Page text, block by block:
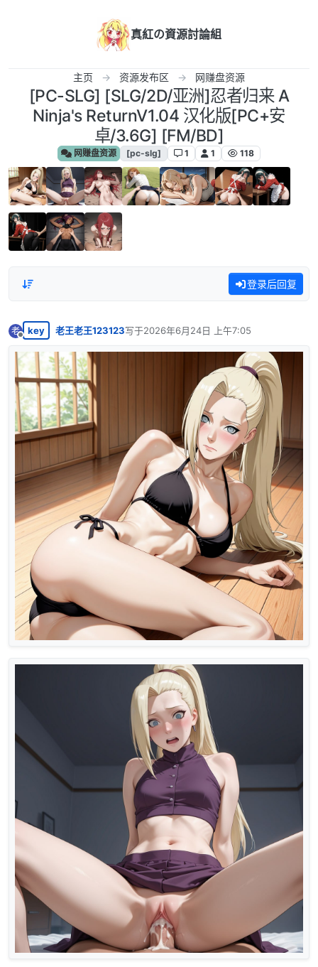
真紅の資源討論組
主页 资源发布区 网赚盘资源
[PC-SLG] [SLG/2D/亚洲]忍者归来 A
Ninja's ReturnV1.04 汉化版[PC+安
卓/3.6G] [FM/BD]
网赚盘资源 [pc-slg] 1 1 118
登录后回复
老
离线
key 老王老王123123写于2026年6月24日 上午7:05
最后由 编辑